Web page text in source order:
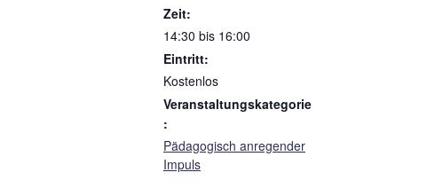
Zeit:
14:30 bis 16:00
Eintritt:
Kostenlos
Veranstaltungskategorie
:
Pädagogisch anregender
Impuls